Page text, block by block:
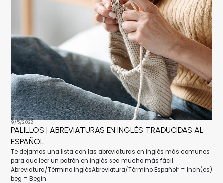
9/5/2022
PALILLOS | ABREVIATURAS EN INGLÉS TRADUCIDAS AL
ESPAÑOL
Te dejamos una lista con las abreviaturas en inglés más comunes
para que leer un patrón en inglés sea mucho más fácil.
Abreviatura/Término InglésAbreviatura/Término Español“ = Inch(es)
beg = Begin...